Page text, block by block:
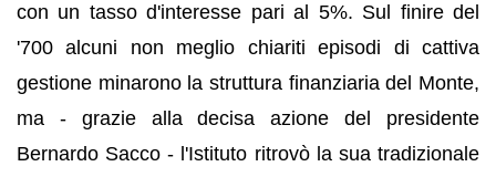
con un tasso d'interesse pari al 5%. Sul finire del
'700 alcuni non meglio chiariti episodi di cattiva
gestione minarono la struttura finanziaria del Monte,
ma - grazie alla decisa azione del presidente
Bernardo Sacco - l'Istituto ritrovò la sua tradizionale